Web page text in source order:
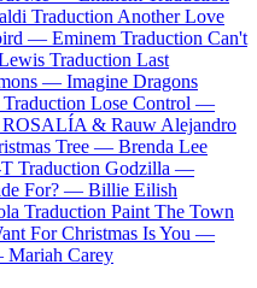
Traduction Another Love
— Eminem Traduction Can't
Traduction Last
— Imagine Dragons
Traduction Lose Control —
ROSALÍA & Rauw Alejandro
Tree — Brenda Lee
Traduction Godzilla —
For? — Billie Eilish
Traduction Paint The Town
For Christmas Is You —
Mariah Carey